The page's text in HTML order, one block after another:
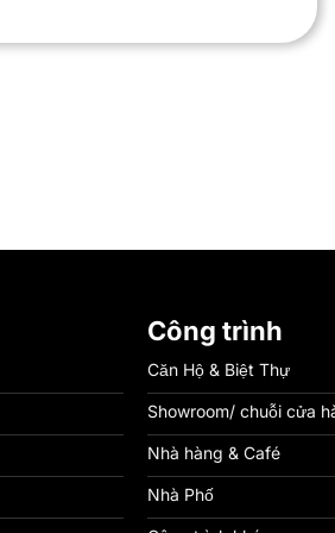
Công trình
Căn Hộ & Biệt Thự
Showroom/ chuỗi cửa
Nhà hàng & Café
Nhà Phố